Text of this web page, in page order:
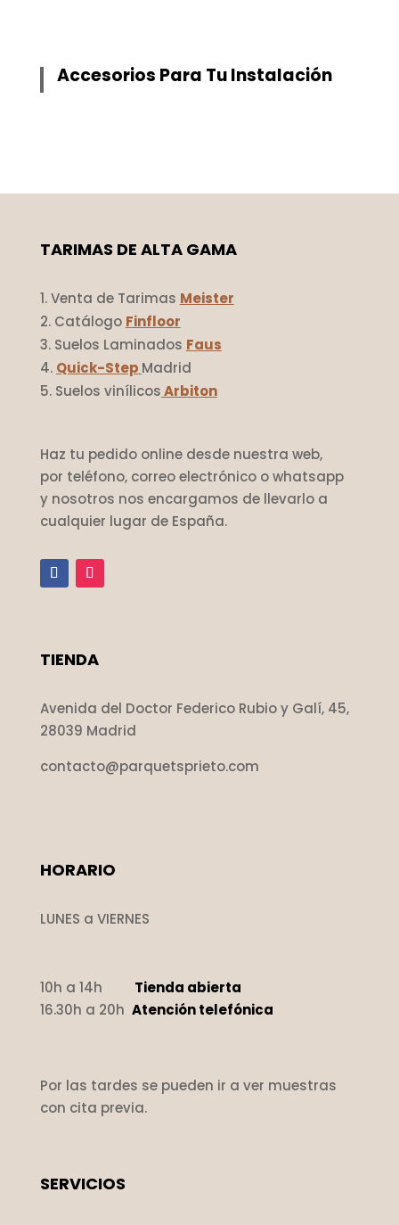
Accesorios Para Tu Instalación
TARIMAS DE ALTA GAMA
Venta de Tarimas Meister
Catálogo Finfloor
Suelos Laminados Faus
Quick-Step Madrid
Suelos vinílicosArbiton
Haz tu pedido online desde nuestra web,
por teléfono, correo electrónico o whatsapp
y nosotros nos encargamos de llevarlo a
cualquier lugar de España.
TIENDA
Avenida del Doctor Federico Rubio y Galí, 45,
28039 Madrid
contacto@parquetsprieto.com
HORARIO
LUNES a VIERNES
10h a 14h Tienda abierta
16.30h a 20h Atención telefónica
Por las tardes se pueden ir a ver muestras
con cita previa.
SERVICIOS